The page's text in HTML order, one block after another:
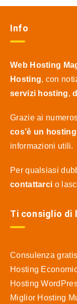
Info
Web Hosting
Hosting, con
servizi hosting,
Grazie ai
cos’è un hosting
informazioni utili.
Per qualsiasi
contattarci o
Ti consiglio di
Consulenza
Hosting
Hosting
Miglior Hosting